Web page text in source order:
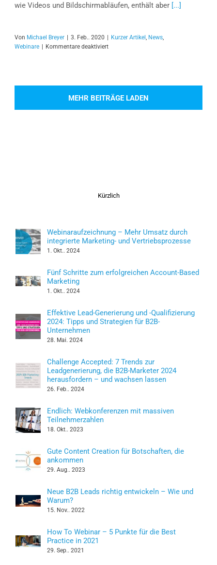
wie Videos und Bildschirmabläufen, enthält aber [...]
Von Michael Breyer | 3. Feb.. 2020 | Kurzer Artikel News
Webinare | Kommentare deaktiviertfür
MEHR BEITRÄGE LADEN
Kürzlich
Webinaraufzeichnung – Mehr Umsatz durch
integrierte Marketing- und Vertriebsprozesse
1. Okt.. 2024
Fünf Schritte zum erfolgreichen Account-Based
Marketing
1. Okt.. 2024
Effektive Lead-Generierung und -Qualifizierung
2024: Tipps und Strategien für B2B-
Unternehmen
28. Mai. 2024
Challenge Accepted: 7 Trends zur
Leadgenerierung, die B2B-Marketer 2024
herausfordern – und wachsen lassen
26. Feb.. 2024
Endlich: Webkonferenzen mit massiven
Teilnehmerzahlen
18. Okt.. 2023
Gute Content Creation für Botschaften, die
ankommen
29. Aug.. 2023
Neue B2B Leads richtig entwickeln – Wie und
Warum?
15. Nov.. 2022
How To Webinar – 5 Punkte für die Best
Practice in 2021
29. Sep.. 2021